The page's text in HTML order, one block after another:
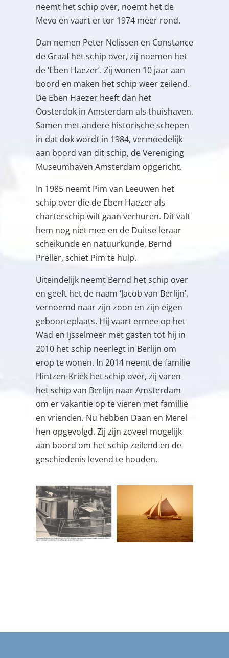
neemt het schip over, noemt het de
Mevo en vaart er tor 1974 meer rond.
Dan nemen Peter Nelissen en Constance
de Graaf het schip over, zij noemen het
de ‘Eben Haezer’. Zij wonen 10 jaar aan
boord en maken het schip weer zeilend.
De Eben Haezer heeft dan het
Oosterdok in Amsterdam als thuishaven.
Samen met andere historische schepen
in dat dok wordt in 1984, vermoedelijk
aan boord van dit schip, de Vereniging
Museumhaven Amsterdam opgericht.
In 1985 neemt Pim van Leeuwen het
schip over die de Eben Haezer als
charterschip wilt gaan verhuren. Dit valt
hem nog niet mee en de Duitse leraar
scheikunde en natuurkunde, Bernd
Preller, schiet Pim te hulp.
Uiteindelijk neemt Bernd het schip over
en geeft het de naam ‘Jacob van Berlijn’,
vernoemd naar zijn zoon en zijn eigen
geboorteplaats. Hij vaart ermee op het
Wad en Ijsselmeer met gasten tot hij in
2010 het schip neerlegt in Berlijn om
erop te wonen. In 2014 neemt de familie
Hintzen-Kriek het schip over, zij varen
het schip van Berlijn naar Amsterdam
om er vakantie op te vieren met famillie
en vrienden. Nu hebben Daan en Merel
hen opgevolgd. Zij zijn zoveel mogelijk
aan boord om het schip zeilend en de
geschiedenis levend te houden.